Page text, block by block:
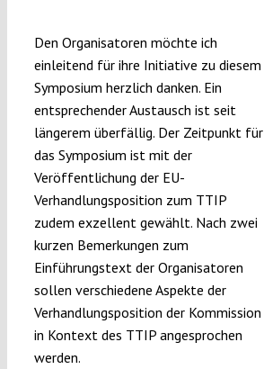
Den Organisatoren möchte ich
einleitend für ihre Initiative zu diesem
Symposium herzlich danken. Ein
entsprechender Austausch ist seit
längerem überfällig. Der Zeitpunkt für
das Symposium ist mit der
Veröffentlichung der EU-
Verhandlungsposition zum TTIP
zudem exzellent gewählt. Nach zwei
kurzen Bemerkungen zum
Einführungstext der Organisatoren
sollen verschiedene Aspekte der
Verhandlungsposition der Kommission
in Kontext des TTIP angesprochen
werden.